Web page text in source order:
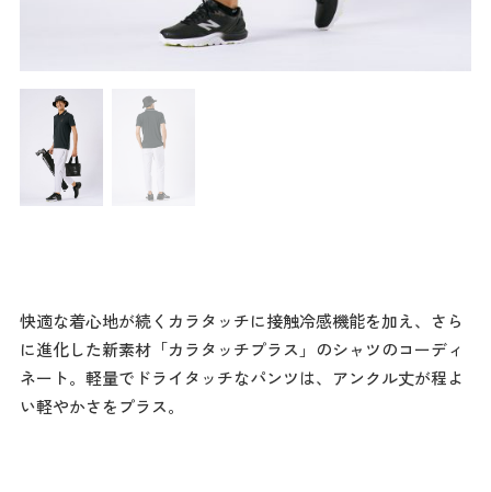
快適な着心地が続くカラタッチに接触冷感機能を加え、さら
に進化した新素材「カラタッチプラス」のシャツのコーディ
ネート。軽量でドライタッチなパンツは、アンクル丈が程よ
い軽やかさをプラス。